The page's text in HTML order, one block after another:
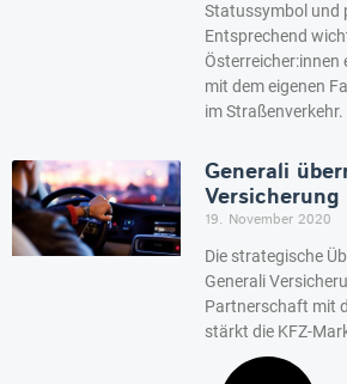
Statussymbol und
Entsprechend
mit dem eigenen
im Straßenverkehr.
Generali
Versicherung
19. November 2020
Die strategische
Generali
Partnerschaft mit
stärkt die KFZ-